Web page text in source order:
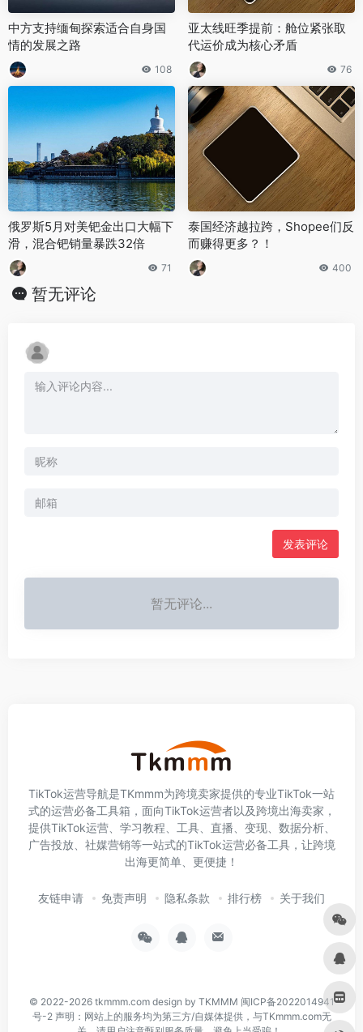
中方支持缅甸探索适合自身国
情的发展之路
108
‌亚太线旺季提前：舱位紧张取
代运价成为核心矛盾‌
76
俄罗斯5月对美钯金出口大幅下
滑，混合钯销量暴跌32倍
71
泰国经济越拉跨，Shopee们反
而赚得更多？！
400
暂无评论
发表评论
暂无评论...
TikTok运营导航是TKmmm为跨境卖家提供的专业TikTok一站
式的运营必备工具箱，面向TikTok运营者以及跨境出海卖家，
提供TikTok运营、学习教程、工具、直播、变现、数据分析、
广告投放、社媒营销等一站式的TikTok运营必备工具，让跨境
出海更简单、更便捷！
友链申请 免责声明 隐私条款 排行榜 关于我们
© 2022-2026 tkmmm.comdesign by TKMMM 闽ICP备2022014941
号-2声明：网站上的服务均为第三方/自媒体提供，与TKmmm.com无